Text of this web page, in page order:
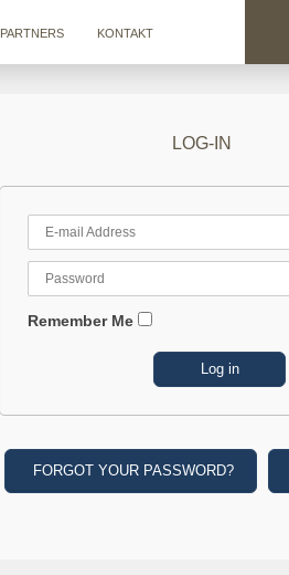
PARTNERS KONTAKT
LOG-IN
Remember Me
FORGOT YOUR PASSWORD?